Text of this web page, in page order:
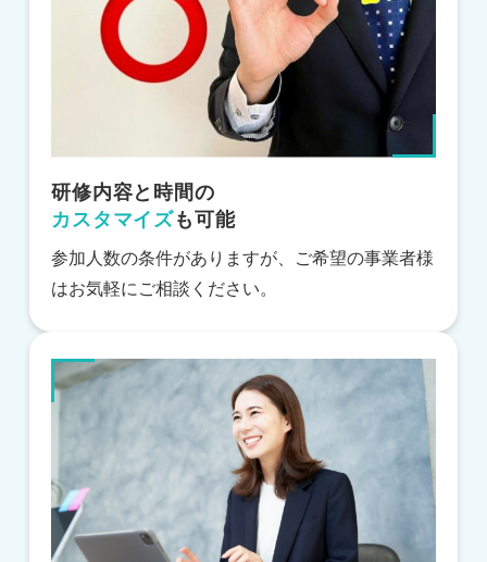
研修内容と時間の
カスタマイズも可能
参加人数の条件がありますが、ご希望の事業者様
はお気軽にご相談ください。